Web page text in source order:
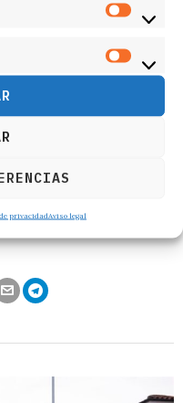
privacidadAviso legal